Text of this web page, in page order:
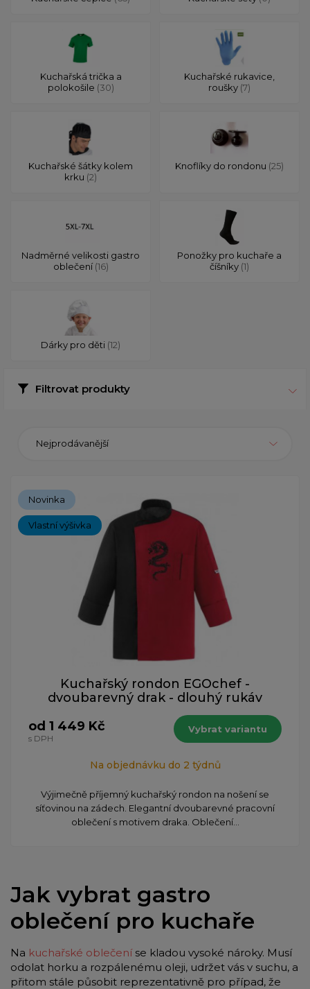
Kuchařská trička a
polokošile (30)
Kuchařské rukavice,
roušky (7)
Kuchařské šátky kolem
krku (2)
Knoflíky do rondonu (25)
Nadměrné velikosti gastro
oblečení(16)
Ponožky pro kuchaře a
číšníky (1)
Dárky pro děti (12)
Filtrovat produkty
Nejprodávanější
Novinka
Vlastní výšivka
Kuchařský rondon EGOchef -
dvoubarevný drak - dlouhý rukáv
od 1 449 Kč
s DPH
Vybrat variantu
Na objednávku do 2 týdnů
Výjimečně příjemný kuchařský rondon na nošení se
síťovinou na zádech. Elegantní dvoubarevné pracovní
oblečení s motivem draka. Oblečení...
Jak vybrat gastro
oblečení pro kuchaře
Na kuchařské oblečeníse kladou vysoké nároky. Musí
odolat horku a rozpálenému oleji, udržet vás v suchu, a
přitom stále působit reprezentativně pro případ, že